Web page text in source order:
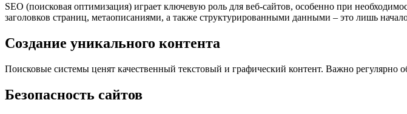
SEO (поисковая оптимизация) играет ключевую роль для веб-сайтов, особенно при
заголовков страниц, метаописаниями, а также структурированными данными – это лишь
Создание уникального контента
Поисковые системы ценят качественный текстовый и графический контент. Важно регулярно
Безопасность сайтов